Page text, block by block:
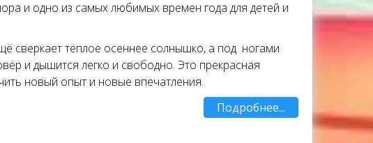
и одно из самых любимых времен года для детей и
сверкает тёплое осеннее солнышко, а под ногами
и дышится легко и свободно. Это прекрасная
новый опыт и новые впечатления.
Подробнее...